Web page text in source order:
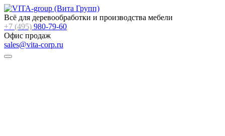
Всё для деревообработки и производства мебели
+7 (495) 980-79-60
Офис продаж
sales@vita-corp.ru